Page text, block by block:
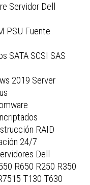
Servidor Dell
PSU Fuente
SATA SCSI SAS
2019 Server
RAID
24/7
Dell
R650 R250 R350
T130 T630